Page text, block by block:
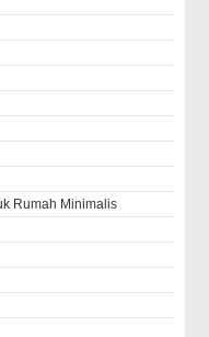
Rumah Minimalis